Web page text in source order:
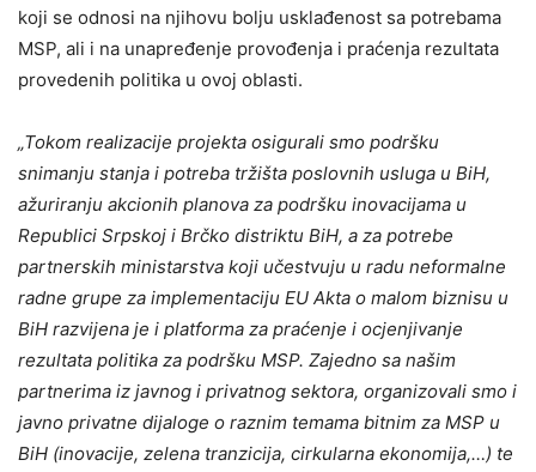
koji se odnosi na njihovu bolju usklađenost sa potrebama
MSP, ali i na unapređenje provođenja i praćenja rezultata
provedenih politika u ovoj oblasti.
„Tokom realizacije projekta osigurali smo podršku
snimanju stanja i potreba tržišta poslovnih usluga u BiH,
ažuriranju akcionih planova za podršku inovacijama u
Republici Srpskoj i Brčko distriktu BiH, a za potrebe
partnerskih ministarstva koji učestvuju u radu neformalne
radne grupe za implementaciju EU Akta o malom biznisu u
BiH razvijena je i platforma za praćenje i ocjenjivanje
rezultata politika za podršku MSP. Zajedno sa našim
partnerima iz javnog i privatnog sektora, organizovali smo i
javno privatne dijaloge o raznim temama bitnim za MSP u
BiH (inovacije, zelena tranzicija, cirkularna ekonomija,…) te